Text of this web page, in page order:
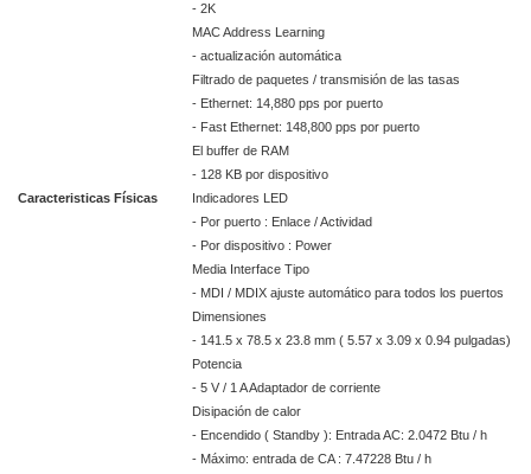
- 2K
MAC Address Learning
- actualización automática
Filtrado de paquetes / transmisión de las tasas
- Ethernet: 14,880 pps por puerto
- Fast Ethernet: 148,800 pps por puerto
El buffer de RAM
- 128 KB por dispositivo
Caracteristicas Físicas
Indicadores LED
- Por puerto : Enlace / Actividad
- Por dispositivo : Power
Media Interface Tipo
- MDI / MDIX ajuste automático para todos los puertos
Dimensiones
- 141.5 x 78.5 x 23.8 mm ( 5.57 x 3.09 x 0.94 pulgadas)
Potencia
- 5 V / 1 A Adaptador de corriente
Disipación de calor
- Encendido ( Standby ): Entrada AC: 2.0472 Btu / h
- Máximo: entrada de CA : 7.47228 Btu / h